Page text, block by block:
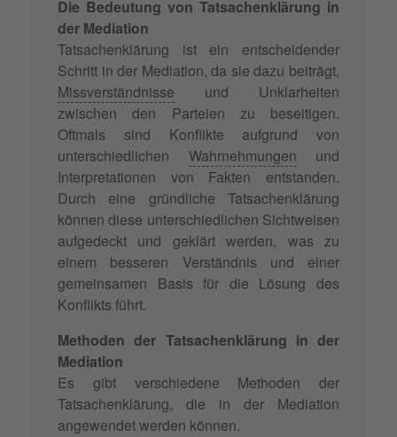
Die Bedeutung von Tatsachenklärung in
der Mediation
Tatsachenklärung ist ein entscheidender
Schritt in der Mediation, da sie dazu beiträgt,
Missverständnisse und Unklarheiten
zwischen den Parteien zu beseitigen.
Oftmals sind Konflikte aufgrund von
unterschiedlichen Wahrnehmungen und
Interpretationen von Fakten entstanden.
Durch eine gründliche Tatsachenklärung
können diese unterschiedlichen Sichtweisen
aufgedeckt und geklärt werden, was zu
einem besseren Verständnis und einer
gemeinsamen Basis für die Lösung des
Konflikts führt.
Methoden der Tatsachenklärung in der
Mediation
Es gibt verschiedene Methoden der
Tatsachenklärung, die in der Mediation
angewendet werden können.